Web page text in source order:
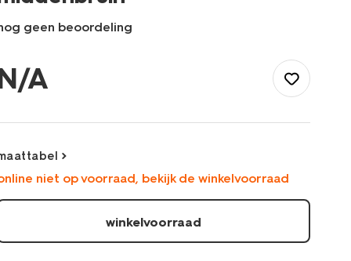
geen beoordeling
ondergoed/slips/medium-
corrigerende-
damesslip-
A
niet op voorraad, bekijk de winkelvoorraad
winkelvoorraad